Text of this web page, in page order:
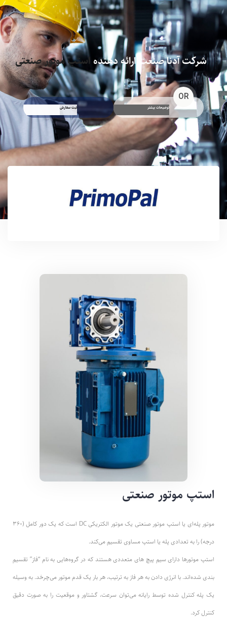
شرکت آدنا صنعت ارائه دهنده استپ موتور صنعتی
توضیحات بیشتر
OR
ثبت سفارش
استپ موتور صنعتی
موتور پله‌ای یا استپ موتور صنعتی یک موتور الکتریکی DC است که یک دور کامل (۳۶۰
درجه) را به تعدادی پله یا استپ مساوی تقسیم می‌کند.
استپ موتورها دارای سیم پیچ های متعددی هستند که در گروه‌هایی به نام “فاز” تقسیم
بندی شده‌اند. با انرژی دادن به هر فاز به ترتیب، هر بار یک قدم موتور می‌چرخد. به وسیله
یک پله کنترل شده توسط رایانه می‌توان سرعت، گشتاور و موقعیت را به صورت دقیق
کنترل کرد.